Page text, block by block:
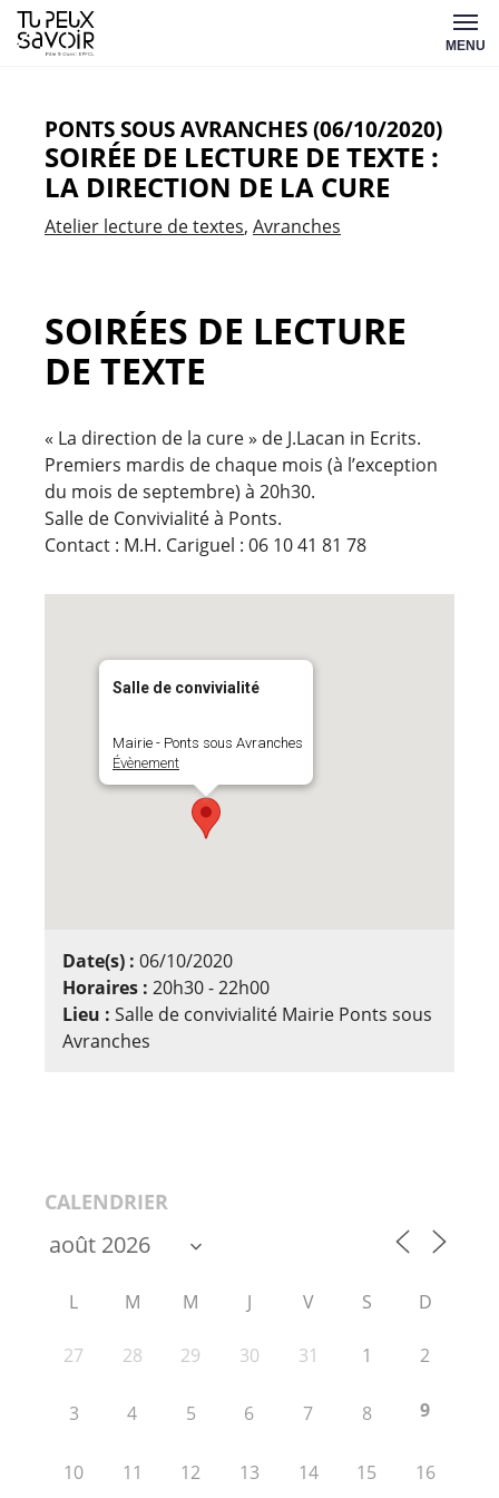
Aller
au
MENU
PONTS SOUS AVRANCHES (06/10/2020)
SOIRÉE DE LECTURE DE TEXTE :
LA DIRECTION DE LA CURE
Atelier lecture de textes Avranches
SOIRÉES DE LECTURE
DE TEXTE
« La direction de la cure » de J.Lacan in Ecrits.
Premiers mardis de chaque mois (à l’exception
du mois de septembre) à 20h30.
Salle de Convivialité à Ponts.
Contact : M.H. Cariguel : 06 10 41 81 78
Salle de convivialité
Mairie - Ponts sous Avranches
Évènement
Date(s) : 06/10/2020
Horaires : 20h30 - 22h00
Lieu : Salle de convivialité Mairie Ponts sous
Avranches
CALENDRIER
L M M J V S D
27 28 29 30 31 1 2
3 4 5 6 7 8 9
10 11 12 13 14 15 16